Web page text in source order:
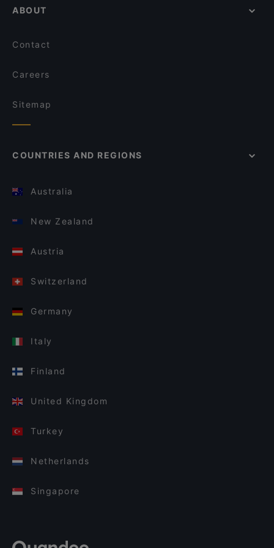
ABOUT
Contact
Careers
Sitemap
COUNTRIES AND REGIONS
Australia
New Zealand
Austria
Switzerland
Germany
Italy
Finland
United Kingdom
Turkey
Netherlands
Singapore